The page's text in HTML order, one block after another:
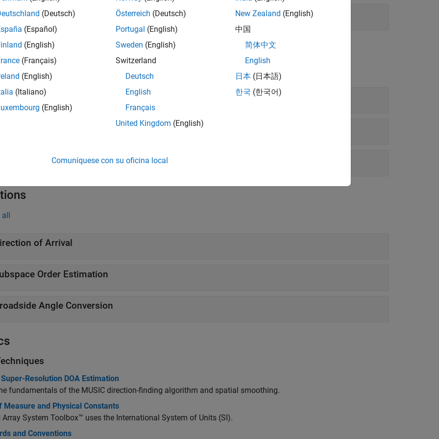
for Arbitrary Array Geometries
for Specific Array Geometries
for Arbitrary Array Geometries
Angle Conversion
all
of Arrival
Order Estimation
Angle Conversion
Resolution DOA Estimation
fundamentals of the MUSIC direction-finding algorithm and spatial smoothing.
Measure and Physical Constants
Array System Toolbox™ uses the International System of Units (SI).
and Conventions
(Deutsch)
(Español)
(English)
(Français)
(English)
(Italiano)
(English)
Österreich (Deutsch)
Portugal (English)
Sweden (English)
Switzerland
Deutsch
English
Français
United Kingdom (English)
New Zealand (English)
中国
简体中文
English
日本 (日本語)
한국 (한국어)
Comuníquese con su oficina local